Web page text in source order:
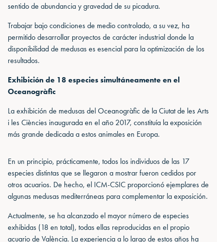
sentido de abundancia y gravedad de su picadura.
Trabajar bajo condiciones de medio controlado, a su vez, ha
permitido desarrollar proyectos de carácter industrial donde la
disponibilidad de medusas es esencial para la optimización de los
resultados.
Exhibición de 18 especies simultáneamente en el
Oceanogràfic
La exhibición de medusas del Oceanogràfic de la Ciutat de les Arts
i les Ciències inaugurada en el año 2017, constituía la exposición
más grande dedicada a estos animales en Europa.
En un principio, prácticamente, todos los individuos de las 17
especies distintas que se llegaron a mostrar fueron cedidos por
otros acuarios. De hecho, el ICM-CSIC proporcionó ejemplares de
algunas medusas mediterráneas para complementar la exposición.
Actualmente, se ha alcanzado el mayor número de especies
exhibidas (18 en total), todas ellas reproducidas en el propio
acuario de València. La experiencia a lo largo de estos años ha